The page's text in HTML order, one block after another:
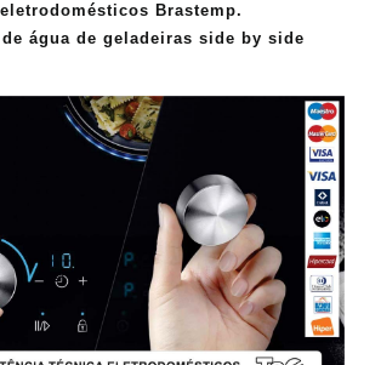
Brastemp.
água de geladeiras side by side